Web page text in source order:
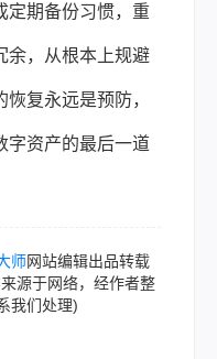
定期备份习惯，重
余，从根本上规避
复永远是预防，
字资产的最后一道
师网站编辑出品转载
源于网络，经作者整
我们处理)